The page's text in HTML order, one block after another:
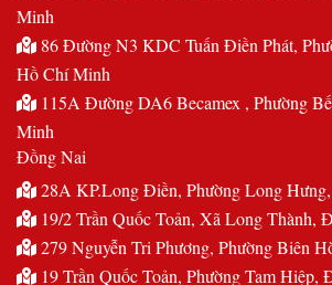
Minh
86 Đường N3 KDC Tuấn Điền Phát,
Hồ Chí Minh
115A Đường DA6 Becamex , Phường
Minh
Đồng Nai
28A KP.Long Điền, Phường Long
19/2 Trần Quốc Toản, Xã Long Thành,
279 Nguyễn Tri Phương, Phường Biên
19 Trần Quốc Toản, Phường Tam Hiệp,